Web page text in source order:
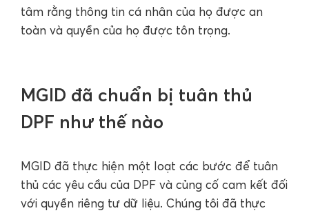
tâm rằng thông tin cá nhân của họ được an
toàn và quyền của họ được tôn trọng.
MGID đã chuẩn bị tuân thủ
DPF như thế nào
MGID đã thực hiện một loạt các bước để tuân
thủ các yêu cầu của DPF và củng cố cam kết đối
với quyền riêng tư dữ liệu. Chúng tôi đã thực